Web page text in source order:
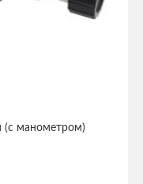
(с манометром)